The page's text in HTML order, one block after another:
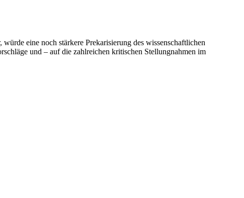
eine noch stärkere Prekarisierung des wissenschaftlichen
und – auf die zahlreichen kritischen Stellungnahmen im